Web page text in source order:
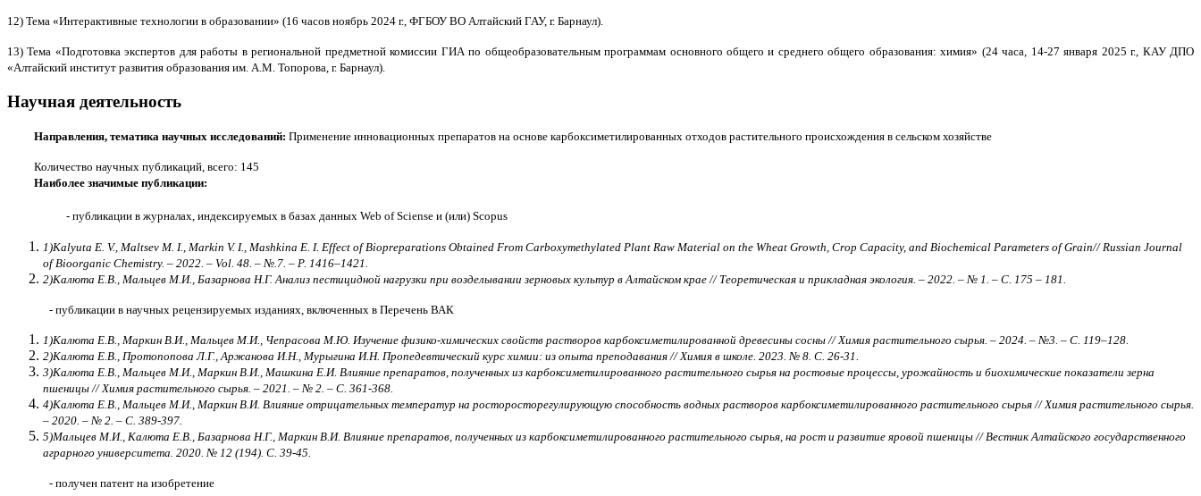
12) Тема «Интерактивные технологии в образовании» (16 часов ноябрь 2024 г., ФГБОУ ВО Алтайский ГАУ, г. Барнаул).
13) Тема «Подготовка экспертов для работы в региональной предметной комиссии ГИА по общеобразовательным программам основного общего и среднего общего образования: химия» (24 часа, 14-27 января 2025 г., КАУ ДПО
«Алтайский институт развития образования им. А.М. Топорова, г. Барнаул).
Научная деятельность
Направления, тематика научных исследований: Применение инновационных препаратов на основе карбоксиметилированных отходов растительного происхождения в сельском хозяйстве
Количество научных публикаций, всего: 145
Наиболее значимые публикации:
- публикации в журналах, индексируемых в базах данных Web of Sciense и (или) Scopus
1)Kalyuta E. V., Maltsev M. I., Markin V. I., Mashkina E. I. Effect of Biopreparations Obtained From Carboxymethylated Plant Raw Material on the Wheat Growth, Crop Capacity, and Biochemical Parameters of Grain// Russian Journal
of Bioorganic Chemistry. – 2022. – Vol. 48. – №.7. – Р. 1416–1421.
2)Калюта Е.В., Мальцев М.И., Базарнова Н.Г. Анализ пестицидной нагрузки при возделывании зерновых культур в Алтайском крае // Теорeтическая и прикладная экология. – 2022. – № 1. – С. 175 – 181.
- публикации в научных рецензируемых изданиях, включенных в Перечень ВАК
1)Калюта Е.В., Маркин В.И., Мальцев М.И., Чепрасова М.Ю. Изучение физико-химических свойств растворов карбоксиметилированной древесины сосны // Химия растительного сырья. – 2024. – №3. – С. 119–128.
2)Калюта Е.В., Протопопова Л.Г., Аржанова И.Н., Мурыгина И.Н. Пропедевтический курс химии: из опыта преподавания // Химия в школе. 2023. № 8. С. 26-31.
3)Калюта Е.В., Мальцев М.И., Маркин В.И., Машкина Е.И. Влияние препаратов, полученных из карбоксиметилированного растительного сырья на ростовые процессы, урожайность и биохимические показатели зерна
пшеницы // Химия растительного сырья. – 2021. – № 2. – С. 361-368.
4)Калюта Е.В., Мальцев М.И., Маркин В.И. Влияние отрицательных температур на росторосторегулирующую способность водных растворов карбоксиметилированного растительного сырья // Химия растительного сырья.
– 2020. – № 2. – С. 389-397.
5)Мальцев М.И., Калюта Е.В., Базарнова Н.Г., Маркин В.И. Влияние препаратов, полученных из карбоксиметилированного растительного сырья, на рост и развитие яровой пшеницы // Вестник Алтайского государственного
аграрного университета. 2020. № 12 (194). С. 39-45.
- получен патент на изобретение